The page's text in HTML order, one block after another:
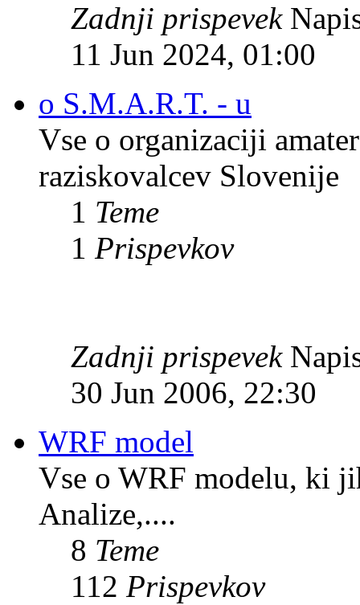
Zadnji prispevek
11 Jun 2024, 01:00
o S.M.A.R.T. - u
Vse o organizaciji
raziskovalcev Slovenije
1 Teme
1 Prispevkov
Zadnji prispevek
30 Jun 2006, 22:30
WRF model
Vse o WRF modelu, ki
Analize,....
8 Teme
112 Prispevkov